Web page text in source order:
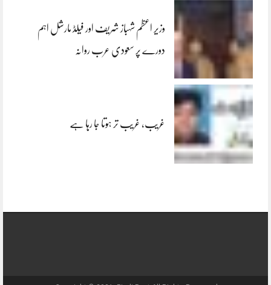
وزیر اعظم شہباز شریف اور فیلڈ مارشل اہم
دورے پر سعودی عرب روانہ
غریب، غریب تر ہوتا جا رہا ہے